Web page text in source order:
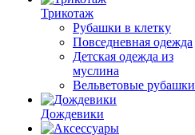
Трикотаж
Рубашки в клетку
Повседневная одежда
Детская одежда из
муслина
Вельветовые рубашки
Дождевики